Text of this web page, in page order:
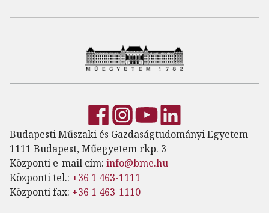
Budapesti Műszaki és Gazdaságtudományi Egyetem
1111 Budapest, Műegyetem rkp. 3
Központi e-mail cím: info@bme.hu
Központi tel.: +36 1 463-1111
Központi fax: +36 1 463-1110